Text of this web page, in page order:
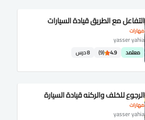
مهارات
التفاعل مع الطريق قيادة السيارات
yasser yahia
معتمد 4.9
(9) 8 درس
مهارات
الرجوع للخلف والركنه قيادة السيارة
yasser yahia